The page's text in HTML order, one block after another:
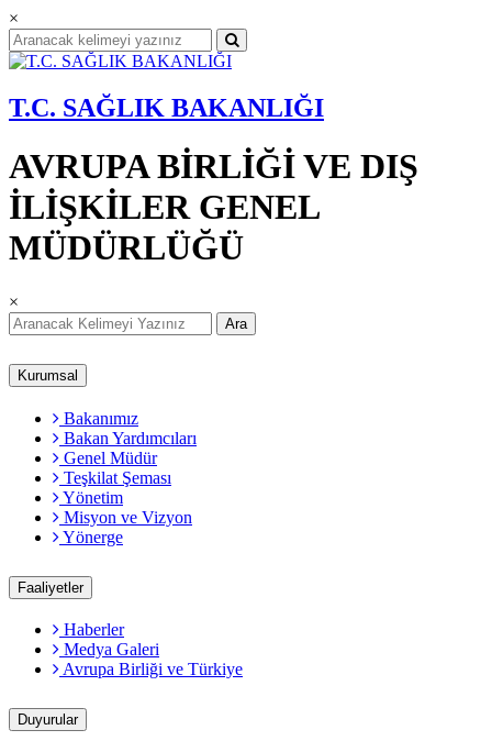
×
T.C. SAĞLIK BAKANLIĞI
AVRUPA BİRLİĞİ VE DIŞ
İLİŞKİLER GENEL
MÜDÜRLÜĞÜ
×
Ara
Kurumsal
Bakanımız
Bakan Yardımcıları
Genel Müdür
Teşkilat Şeması
Yönetim
Misyon ve Vizyon
Yönerge
Faaliyetler
Haberler
Medya Galeri
Avrupa Birliği ve Türkiye
Duyurular